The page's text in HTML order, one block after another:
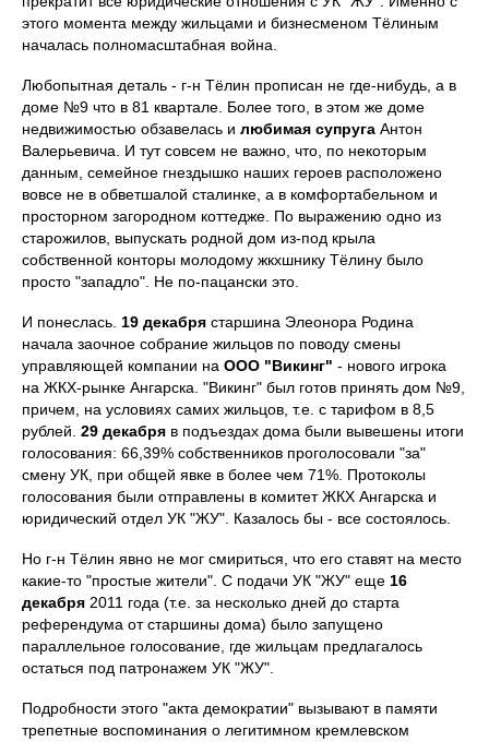
этого момента между жильцами и бизнесменом Тёлиным
началась полномасштабная война.
Любопытная деталь - г-н Тёлин прописан не где-нибудь, а в
доме №9 что в 81 квартале. Более того, в этом же доме
недвижимостью обзавелась и любимая супруга Антон
Валерьевича. И тут совсем не важно, что, по некоторым
данным, семейное гнездышко наших героев расположено
вовсе не в обветшалой сталинке, а в комфортабельном и
просторном загородном коттедже. По выражению одно из
старожилов, выпускать родной дом из-под крыла
собственной конторы молодому жкхшнику Тёлину было
просто "западло". Не по-пацански это.
И понеслась. 19 декабря старшина Элеонора Родина
начала заочное собрание жильцов по поводу смены
управляющей компании на ООО "Викинг" - нового игрока
на ЖКХ-рынке Ангарска. "Викинг" был готов принять дом №9,
причем, на условиях самих жильцов, т.е. с тарифом в 8,5
рублей. 29 декабря в подъездах дома были вывешены итоги
голосования: 66,39% собственников проголосовали "за"
смену УК, при общей явке в более чем 71%. Протоколы
голосования были отправлены в комитет ЖКХ Ангарска и
юридический отдел УК "ЖУ". Казалось бы - все состоялось.
Но г-н Тёлин явно не мог смириться, что его ставят на место
какие-то "простые жители". С подачи УК "ЖУ" еще 16
декабря 2011 года (т.е. за несколько дней до старта
референдума от старшины дома) было запущено
параллельное голосование, где жильцам предлагалось
остаться под патронажем УК "ЖУ".
Подробности этого "акта демократии" вызывают в памяти
трепетные воспоминания о легитимном кремлевском